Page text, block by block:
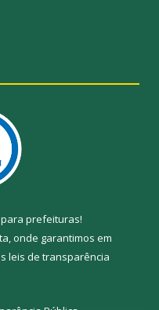
prefeituras!
onde garantimos em
leis de transparência